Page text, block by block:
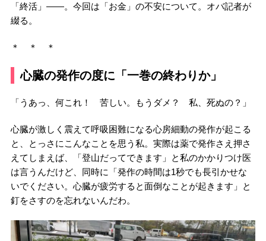
「終活」――。今回は「お金」の不安について。オバ記者が
綴る。
＊ ＊ ＊
心臓の発作の度に「一巻の終わりか」
「うあっ、何これ！ 苦しい。もうダメ？ 私、死ぬの？」
心臓が激しく震えて呼吸困難になる心房細動の発作が起こる
と、とっさにこんなことを思う私。実際は薬で発作さえ押さ
えてしまえば、「登山だってできます」と私のかかりつけ医
は言うんだけど、同時に「発作の時間は1秒でも長引かせな
いでください。心臓が疲労すると面倒なことが起きます」と
釘をさすのを忘れないんだわ。